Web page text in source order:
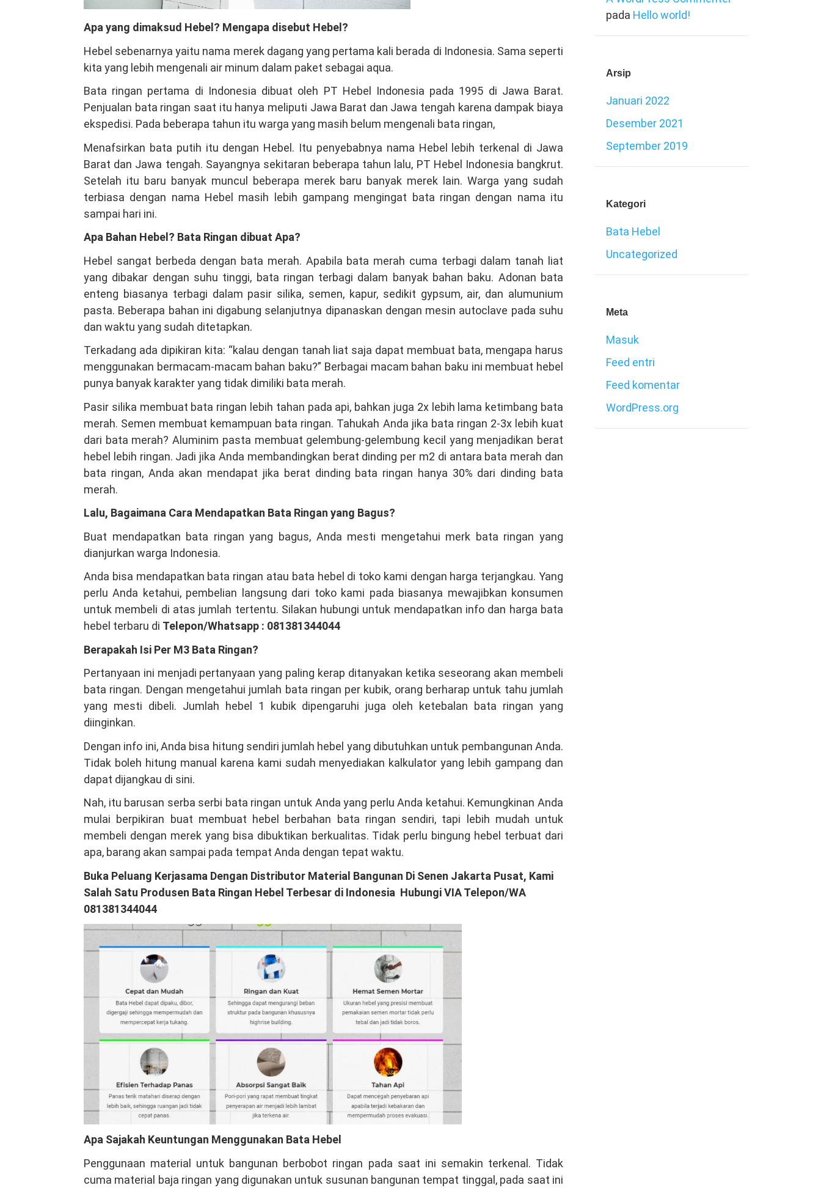
Apa yang dimaksud Hebel? Mengapa disebut Hebel?
Hebel sebenarnya yaitu nama merek dagang yang pertama kali berada di Indonesia. Sama seperti
kita yang lebih mengenali air minum dalam paket sebagai aqua.
Bata ringan pertama di Indonesia dibuat oleh PT Hebel Indonesia pada 1995 di Jawa Barat.
Penjualan bata ringan saat itu hanya meliputi Jawa Barat dan Jawa tengah karena dampak biaya
ekspedisi. Pada beberapa tahun itu warga yang masih belum mengenali bata ringan,
Menafsirkan bata putih itu dengan Hebel. Itu penyebabnya nama Hebel lebih terkenal di Jawa
Barat dan Jawa tengah. Sayangnya sekitaran beberapa tahun lalu, PT Hebel Indonesia bangkrut.
Setelah itu baru banyak muncul beberapa merek baru banyak merek lain. Warga yang sudah
terbiasa dengan nama Hebel masih lebih gampang mengingat bata ringan dengan nama itu
sampai hari ini.
Apa Bahan Hebel? Bata Ringan dibuat Apa?
Hebel sangat berbeda dengan bata merah. Apabila bata merah cuma terbagi dalam tanah liat
yang dibakar dengan suhu tinggi, bata ringan terbagi dalam banyak bahan baku. Adonan bata
enteng biasanya terbagi dalam pasir silika, semen, kapur, sedikit gypsum, air, dan alumunium
pasta. Beberapa bahan ini digabung selanjutnya dipanaskan dengan mesin autoclave pada suhu
dan waktu yang sudah ditetapkan.
Terkadang ada dipikiran kita: “kalau dengan tanah liat saja dapat membuat bata, mengapa harus
menggunakan bermacam-macam bahan baku?” Berbagai macam bahan baku ini membuat hebel
punya banyak karakter yang tidak dimiliki bata merah.
Pasir silika membuat bata ringan lebih tahan pada api, bahkan juga 2x lebih lama ketimbang bata
merah. Semen membuat kemampuan bata ringan. Tahukah Anda jika bata ringan 2-3x lebih kuat
dari bata merah? Aluminim pasta membuat gelembung-gelembung kecil yang menjadikan berat
hebel lebih ringan. Jadi jika Anda membandingkan berat dinding per m2 di antara bata merah dan
bata ringan, Anda akan mendapat jika berat dinding bata ringan hanya 30% dari dinding bata
merah.
Lalu, Bagaimana Cara Mendapatkan Bata Ringan yang Bagus?
Buat mendapatkan bata ringan yang bagus, Anda mesti mengetahui merk bata ringan yang
dianjurkan warga Indonesia.
Anda bisa mendapatkan bata ringan atau bata hebel di toko kami dengan harga terjangkau. Yang
perlu Anda ketahui, pembelian langsung dari toko kami pada biasanya mewajibkan konsumen
untuk membeli di atas jumlah tertentu. Silakan hubungi untuk mendapatkan info dan harga bata
hebel terbaru di Telepon/Whatsapp : 081381344044
Berapakah Isi Per M3 Bata Ringan?
Pertanyaan ini menjadi pertanyaan yang paling kerap ditanyakan ketika seseorang akan membeli
bata ringan. Dengan mengetahui jumlah bata ringan per kubik, orang berharap untuk tahu jumlah
yang mesti dibeli. Jumlah hebel 1 kubik dipengaruhi juga oleh ketebalan bata ringan yang
diinginkan.
Dengan info ini, Anda bisa hitung sendiri jumlah hebel yang dibutuhkan untuk pembangunan Anda.
Tidak boleh hitung manual karena kami sudah menyediakan kalkulator yang lebih gampang dan
dapat dijangkau di sini.
Nah, itu barusan serba serbi bata ringan untuk Anda yang perlu Anda ketahui. Kemungkinan Anda
mulai berpikiran buat membuat hebel berbahan bata ringan sendiri, tapi lebih mudah untuk
membeli dengan merek yang bisa dibuktikan berkualitas. Tidak perlu bingung hebel terbuat dari
apa, barang akan sampai pada tempat Anda dengan tepat waktu.
Buka Peluang Kerjasama Dengan Distributor Material Bangunan Di Senen Jakarta Pusat, Kami
Salah Satu Produsen Bata Ringan Hebel Terbesar di Indonesia Hubungi VIA Telepon/WA
081381344044
Apa Sajakah Keuntungan Menggunakan Bata Hebel
Penggunaan material untuk bangunan berbobot ringan pada saat ini semakin terkenal. Tidak
cuma material baja ringan yang digunakan untuk susunan bangunan tempat tinggal, pada saat ini
pada Hello world!
Arsip
Januari 2022
Desember 2021
September 2019
Kategori
Bata Hebel
Uncategorized
Meta
Masuk
Feed entri
Feed komentar
WordPress.org